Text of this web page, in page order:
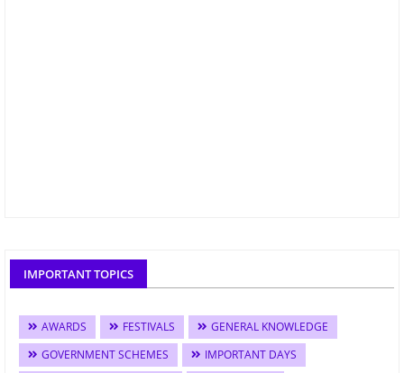
IMPORTANT TOPICS
AWARDS FESTIVALS
GENERAL KNOWLEDGE
GOVERNMENT SCHEMES
IMPORTANT DAYS